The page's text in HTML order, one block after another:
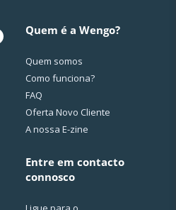
Quem é a Wengo?
Quem somos
Como funciona?
FAQ
Oferta Novo Cliente
A nossa E-zine
Entre em contacto
connosco